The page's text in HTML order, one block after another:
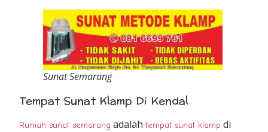
Sunat Semarang
Tempat Sunat Klamp Di Kendal
Rumah sunat semarang adalahtempat sunat klamp di